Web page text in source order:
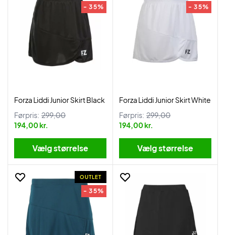
- 35%
Forza Liddi Junior Skirt Black
Førpris: 299,00
194,00 kr.
Vælg størrelse
- 35%
Forza Liddi Junior Skirt White
Førpris: 299,00
194,00 kr.
Vælg størrelse
OUTLET
- 35%